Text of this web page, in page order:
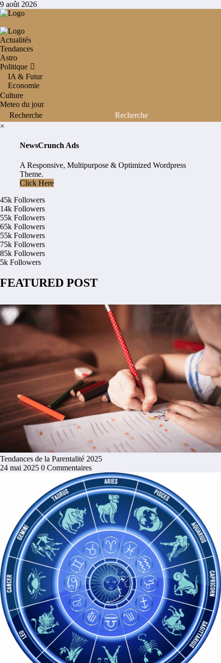
Aller
au
9 août 2026
Actualités
Tendances
Astro
Politique
IA & Futur
Economie
Culture
Meteo du jour
×
NewsCrunch Ads
A Responsive, Multipurpose & Optimized Wordpress
Theme.
Click Here
45k Followers
14k Followers
55k Followers
65k Followers
55k Followers
75k Followers
85k Followers
5k Followers
FEATURED POST
Tendances de la Parentalité 2025
24 mai 2025 0 Commentaires